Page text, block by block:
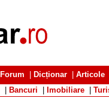
Forum Dicționar Articole
Bancuri Imobiliare